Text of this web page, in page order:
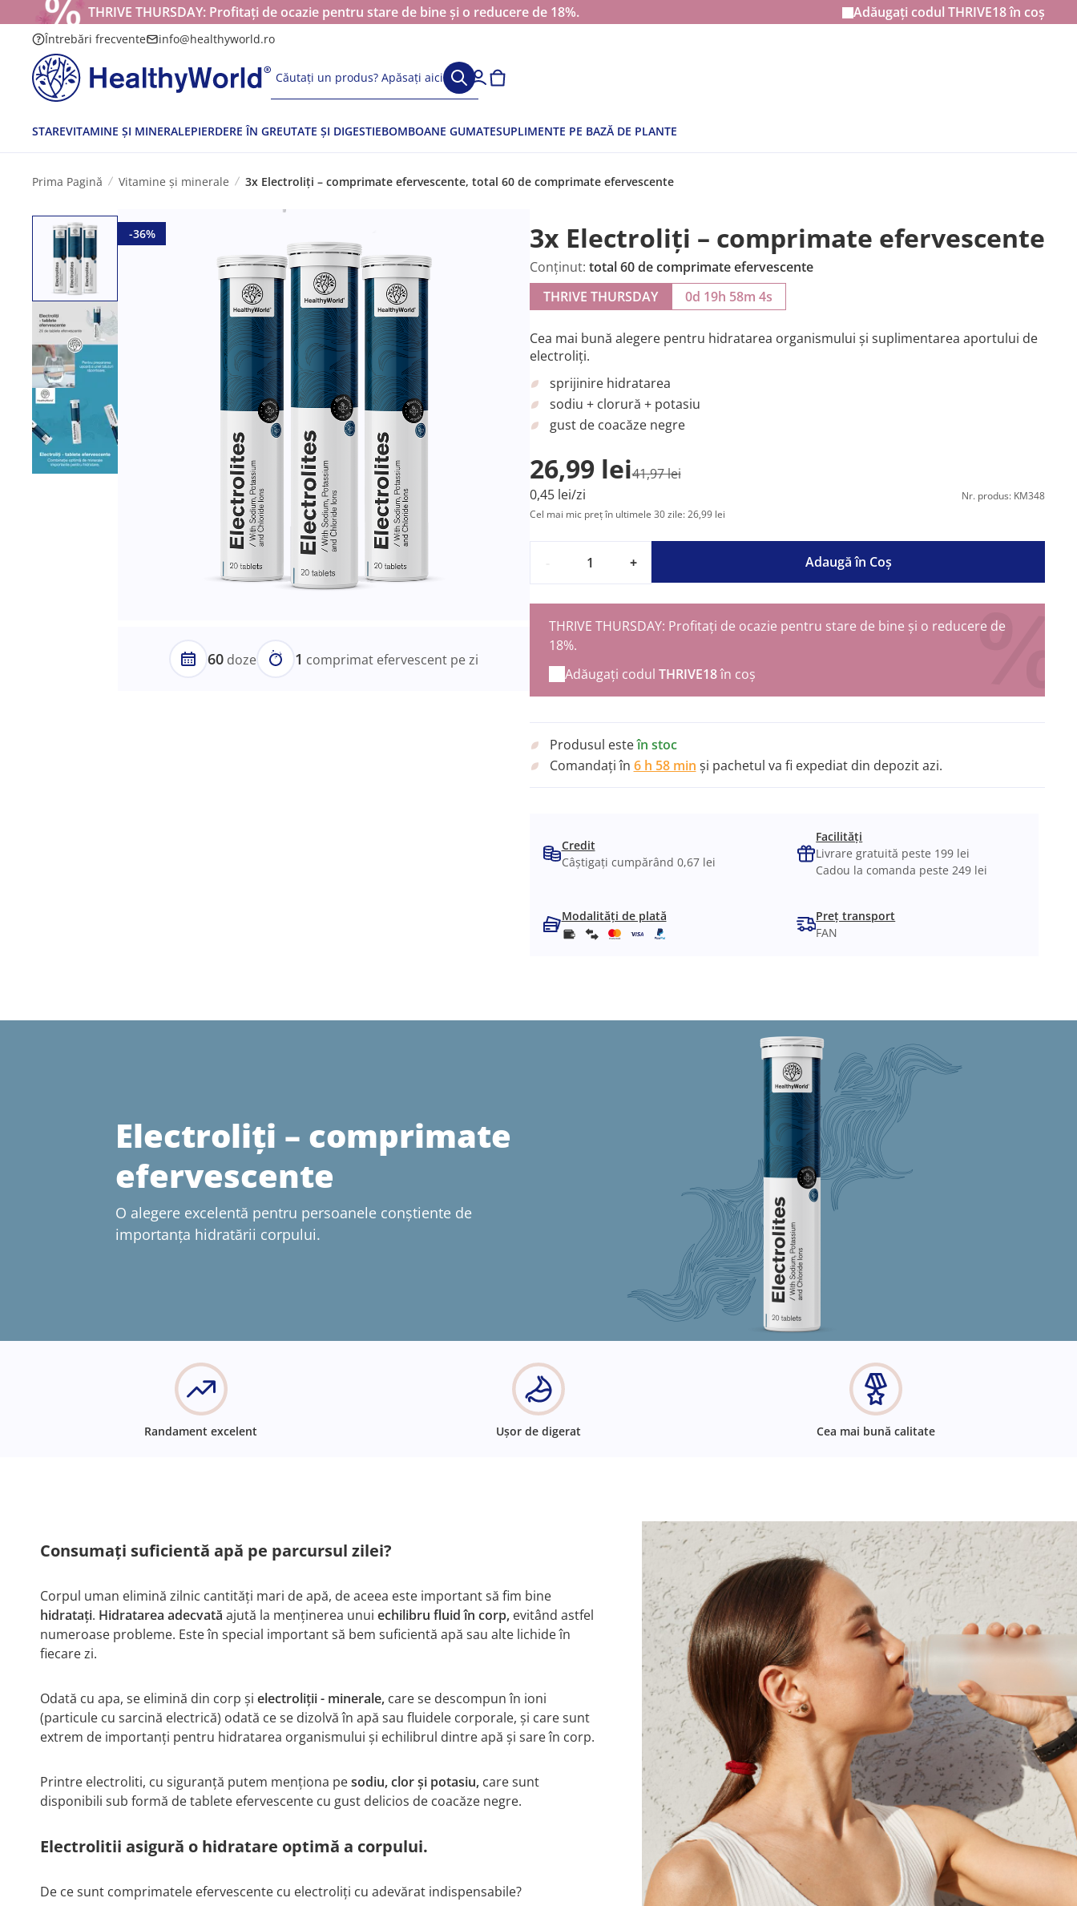
THRIVE THURSDAY: Profitați de ocazie pentru stare de bine și o reducere de 18%. Adăugați codul THRIVE18în coș
Întrebări frecvente info@healthyworld.ro
Căutați un produs? Apăsați aici
STAREVITAMINE ȘI MINERALEPIERDERE ÎN GREUTATE ȘI DIGESTIEBOMBOANE GUMATESUPLIMENTE PE BAZĂ DE PLANTE
Prima Pagină Vitamine și minerale 3x Electroliți – comprimate efervescente, total 60 de comprimate efervescente
-36%
60doze 1 comprimat efervescent pe zi
3x Electroliți – comprimate efervescente
Conținut: total 60 de comprimate efervescente
THRIVE THURSDAY
0d 19h 58m 3s
Cea mai bună alegere pentru hidratarea organismului și suplimentarea aportului de
electroliți.
sprijinire hidratarea
sodiu + clorură + potasiu
gust de coacăze negre
26,99 lei41,97 lei
0,45 lei/zi
Nr. produs: KM348
Cel mai mic preț în ultimele 30 zile: 26,99 lei
+ Adaugă în Coş
THRIVE THURSDAY: Profitați de ocazie pentru stare de bine și o reducere de
18%.
Adăugați codul THRIVE18în coș
Produsul esteîn stoc
Comandați în 6 h 58 min și pachetul va fi expediat din depozit azi.
Credit
Câștigați cumpărând 0,67 lei
Facilități
Livrare gratuită peste 199 lei
Cadou la comanda peste 249 lei
Modalități de plată
Preț transport
FAN
Electroliți – comprimate
efervescente
O alegere excelentă pentru persoanele conștiente de
importanța hidratării corpului.
Randament excelent Ușor de digerat Cea mai bună calitate
Consumați suficientă apă pe parcursul zilei?
Corpul uman elimină zilnic cantități mari de apă, de aceea este important să fim bine
hidratați. Hidratarea adecvată ajută la menținerea unui echilibru fluid în corp, evitând astfel
numeroase probleme. Este în special important să bem suficientă apă sau alte lichide în
fiecare zi.
Odată cu apa, se elimină din corp și electroliții - minerale, care se descompun în ioni
(particule cu sarcină electrică) odată ce se dizolvă în apă sau fluidele corporale, și care sunt
extrem de importanți pentru hidratarea organismului și echilibrul dintre apă și sare în corp.
Printre electroliti, cu siguranță putem menționa pesodiu, clor și potasiu, care sunt
disponibili sub formă de tablete efervescente cu gust delicios de coacăze negre.
Electrolitii asigură o hidratare optimă a corpului.
De ce sunt comprimatele efervescente cu electroliți cu adevărat indispensabile?